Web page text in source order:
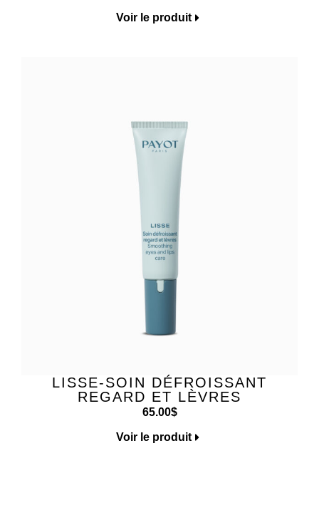
Voir le produit
LISSE-SOIN DÉFROISSANT
REGARD ET LÈVRES
65.00$
Voir le produit